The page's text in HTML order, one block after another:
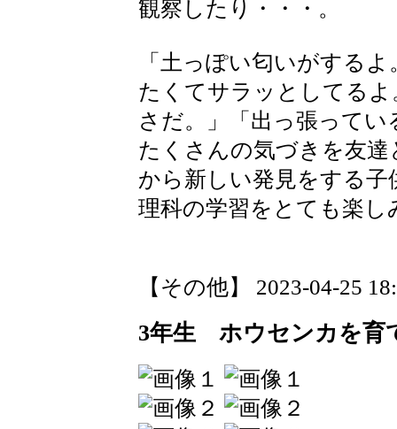
観察したり・・・。
「土っぽい匂いがする
たくてサラッとしてるよ
さだ。」「出っ張って
たくさんの気づきを友
から新しい発見をする子
理科の学習をとても楽
【その他】 2023-04-25
3年生 ホウセンカを育